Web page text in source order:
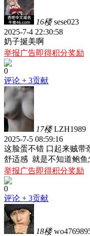
16楼 sese023
2025-7-4 22:30:58
奶子挻美啊
举报广告即得积分奖励
0
评论 + 3贡献
17楼 LZH1989
2025-7-5 08:59:16
这脸蛋不错 口起来贼
舒适感 就是不知道鲍鱼
举报广告即得积分奖励
0
评论 + 3贡献
18楼